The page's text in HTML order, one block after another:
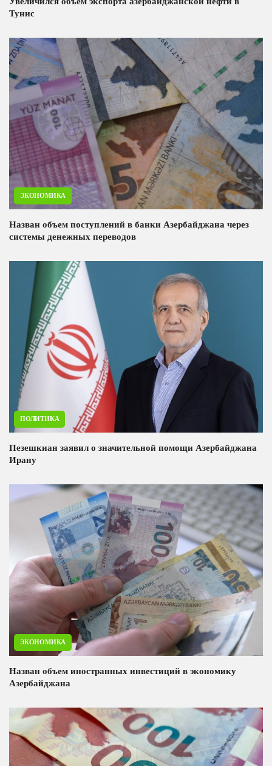
Тунис
ЭКОНОМИКА
Назван объем поступлений в банки Азербайджана через
системы денежных переводов
ПОЛИТИКА
Пезешкиан заявил о значительной помощи Азербайджана
Ирану
ЭКОНОМИКА
Назван объем иностранных инвестиций в экономику
Азербайджана